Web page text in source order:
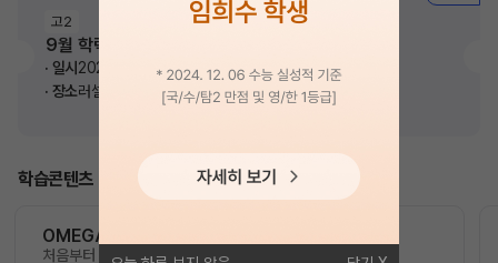
고2
9월 학력평가 전, 통합사회 완벽하게 잡기
일시 2026. 08. 10(월) 오후 7시
장소러셀 영통학원
학습콘텐츠
OMEGA 모의고사
처음부터 끝까지 가장 완벽한 수능 플랜